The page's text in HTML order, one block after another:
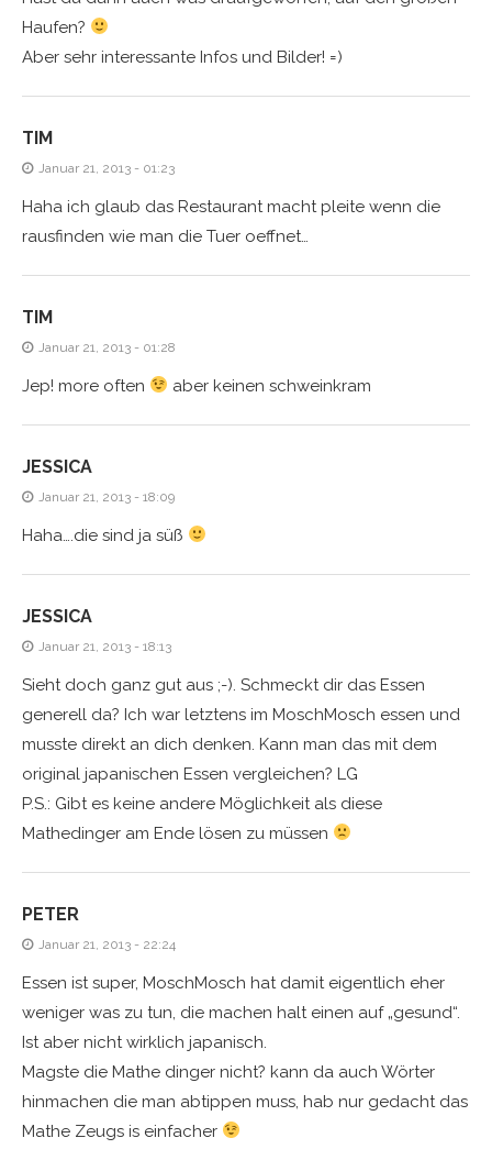
Haufen?
Aber sehr interessante Infos und Bilder! =)
TIM
Januar 21, 2013 - 01:23
Haha ich glaub das Restaurant macht pleite wenn die
rausfinden wie man die Tuer oeffnet…
TIM
Januar 21, 2013 - 01:28
Jep! more often aber keinen schweinkram
JESSICA
Januar 21, 2013 - 18:09
Haha….die sind ja süß
JESSICA
Januar 21, 2013 - 18:13
Sieht doch ganz gut aus ;-). Schmeckt dir das Essen
generell da? Ich war letztens im MoschMosch essen und
musste direkt an dich denken. Kann man das mit dem
original japanischen Essen vergleichen? LG
P.S.: Gibt es keine andere Möglichkeit als diese
Mathedinger am Ende lösen zu müssen
PETER
Januar 21, 2013 - 22:24
Essen ist super, MoschMosch hat damit eigentlich eher
weniger was zu tun, die machen halt einen auf „gesund“.
Ist aber nicht wirklich japanisch.
Magste die Mathe dinger nicht? kann da auch Wörter
hinmachen die man abtippen muss, hab nur gedacht das
Mathe Zeugs is einfacher